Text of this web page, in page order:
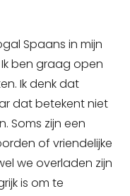
Spaans in mijn
ben graag open
Ik denk dat
dat betekent niet
Soms zijn een
of vriendelijke
we overladen zijn
is om te